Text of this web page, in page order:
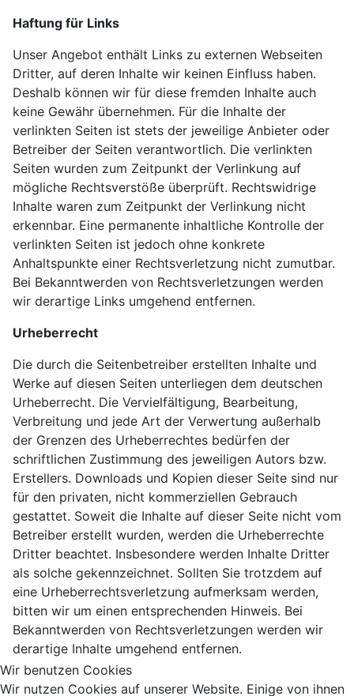
Haftung für Links
Unser Angebot enthält Links zu externen Webseiten
Dritter, auf deren Inhalte wir keinen Einfluss haben.
Deshalb können wir für diese fremden Inhalte auch
keine Gewähr übernehmen. Für die Inhalte der
verlinkten Seiten ist stets der jeweilige Anbieter oder
Betreiber der Seiten verantwortlich. Die verlinkten
Seiten wurden zum Zeitpunkt der Verlinkung auf
mögliche Rechtsverstöße überprüft. Rechtswidrige
Inhalte waren zum Zeitpunkt der Verlinkung nicht
erkennbar. Eine permanente inhaltliche Kontrolle der
verlinkten Seiten ist jedoch ohne konkrete
Anhaltspunkte einer Rechtsverletzung nicht zumutbar.
Bei Bekanntwerden von Rechtsverletzungen werden
wir derartige Links umgehend entfernen.
Urheberrecht
Die durch die Seitenbetreiber erstellten Inhalte und
Werke auf diesen Seiten unterliegen dem deutschen
Urheberrecht. Die Vervielfältigung, Bearbeitung,
Verbreitung und jede Art der Verwertung außerhalb
der Grenzen des Urheberrechtes bedürfen der
schriftlichen Zustimmung des jeweiligen Autors bzw.
Erstellers. Downloads und Kopien dieser Seite sind nur
für den privaten, nicht kommerziellen Gebrauch
gestattet. Soweit die Inhalte auf dieser Seite nicht vom
Betreiber erstellt wurden, werden die Urheberrechte
Dritter beachtet. Insbesondere werden Inhalte Dritter
als solche gekennzeichnet. Sollten Sie trotzdem auf
eine Urheberrechtsverletzung aufmerksam werden,
bitten wir um einen entsprechenden Hinweis. Bei
Bekanntwerden von Rechtsverletzungen werden wir
derartige Inhalte umgehend entfernen.
Wir benutzen Cookies
Wir nutzen Cookies auf unserer Website. Einige von ihnen